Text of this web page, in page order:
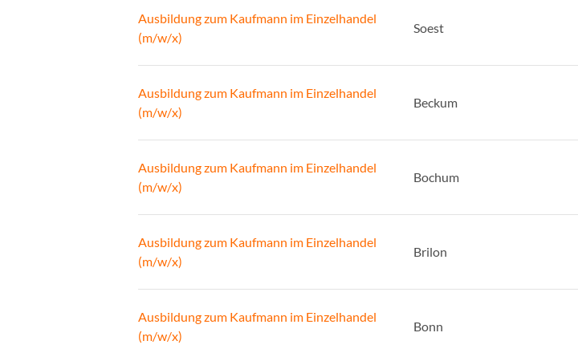
Ausbildung zum Kaufmann im Einzelhandel
(m/w/x)
Soest
Ausbildung zum Kaufmann im Einzelhandel
(m/w/x)
Beckum
Ausbildung zum Kaufmann im Einzelhandel
(m/w/x)
Bochum
Ausbildung zum Kaufmann im Einzelhandel
(m/w/x)
Brilon
Ausbildung zum Kaufmann im Einzelhandel
(m/w/x)
Bonn